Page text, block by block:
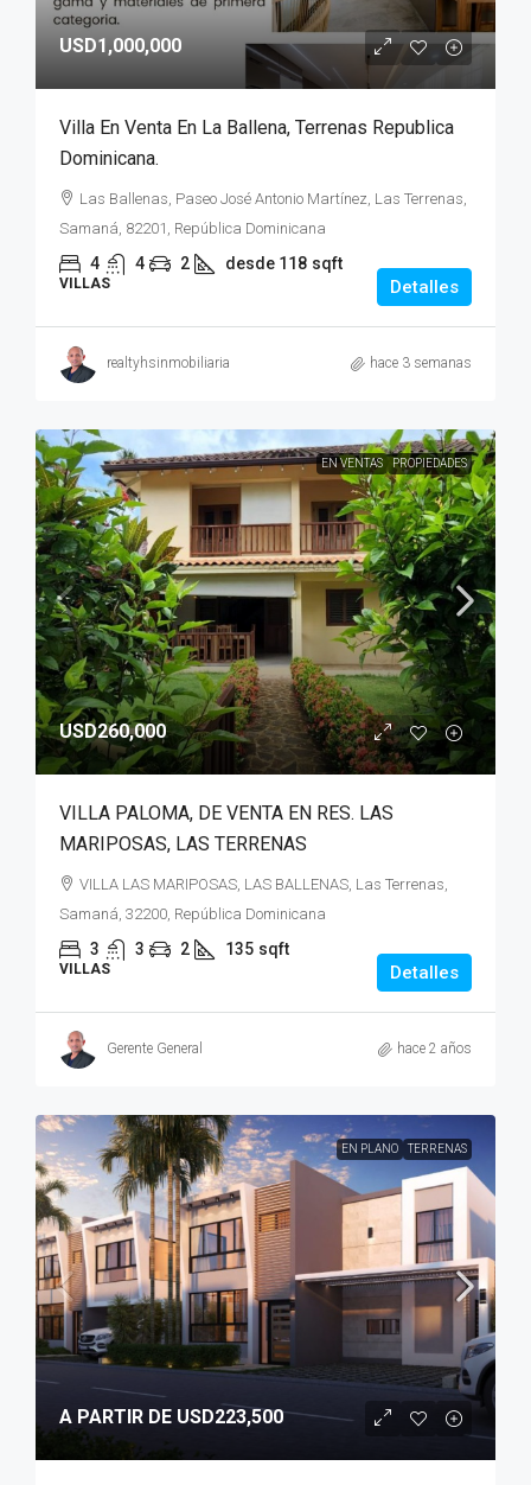
USD1,000,000
Villa En Venta En La Ballena, Terrenas Republica
Dominicana.
Las Ballenas, Paseo José Antonio Martínez, Las Terrenas,
Samaná, 82201, República Dominicana
4 4 2 desde 118 sqft
VILLAS Detalles
realtyhsinmobiliaria hace 3 semanas
EN VENTAS PROPIEDADES
USD260,000
VILLA PALOMA, DE VENTA EN RES. LAS
MARIPOSAS, LAS TERRENAS
VILLA LAS MARIPOSAS, LAS BALLENAS, Las Terrenas,
Samaná, 32200, República Dominicana
3 3 2 135 sqft
VILLAS Detalles
Gerente General hace 2 años
EN PLANO TERRENAS
A PARTIR DE USD223,500